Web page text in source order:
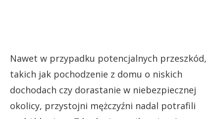
Nawet w przypadku potencjalnych przeszkód,
takich jak pochodzenie z domu o niskich
dochodach czy dorastanie w niebezpiecznej
okolicy, przystojni mężczyźni nadal potrafili